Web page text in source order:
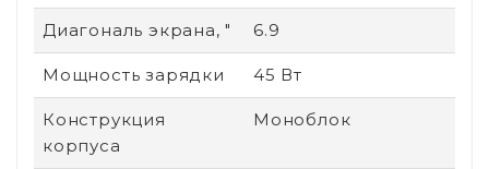
Диагональ экрана, " 6.9
Мощность зарядки 45 Вт
Конструкция
корпуса
Моноблок